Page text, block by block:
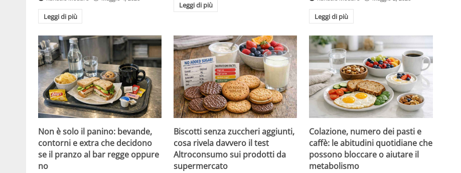
Leggi di più
Leggi di più
Leggi di più
Non è solo il panino: bevande,
contorni e extra che decidono
se il pranzo al bar regge oppure
no
Biscotti senza zuccheri aggiunti,
cosa rivela davvero il test
Altroconsumo sui prodotti da
supermercato
Colazione, numero dei pasti e
caffè: le abitudini quotidiane che
possono bloccare o aiutare il
metabolismo